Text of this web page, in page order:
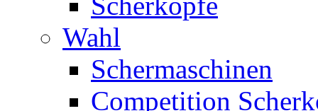
Wahl
Schermaschinen
Competition